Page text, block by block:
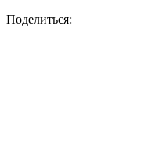
Поделиться: